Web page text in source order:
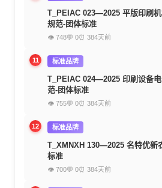
T_PEIAC 023—2025 平版印刷
规范-团体标准
👁 748💬 0⏰ 384天前
11 标准品牌
T_PEIAC 024—2025 印刷设备
范-团体标准
👁 755💬 0⏰ 384天前
12 标准品牌
T_XMNXH 130—2025 名特优新
标准
👁 700💬 0⏰ 384天前